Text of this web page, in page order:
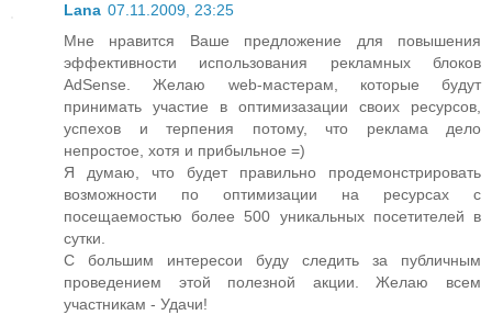
Lana 07.11.2009, 23:25
Мне нравится Ваше предложение для повышения
эффективности использования рекламных блоков
AdSense. Желаю web-мастерам, которые будут
принимать участие в оптимизазации своих ресурсов,
успехов и терпения потому, что реклама дело
непростое, хотя и прибыльное =)
Я думаю, что будет правильно продемонстрировать
возможности по оптимизации на ресурсах с
посещаемостью более 500 уникальных посетителей в
сутки.
С большим интересои буду следить за публичным
проведением этой полезной акции. Желаю всем
участникам - Удачи!